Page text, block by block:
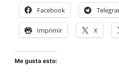
Facebook
Imprimir X
Me gusta esto: